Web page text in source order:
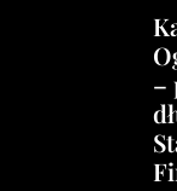
–